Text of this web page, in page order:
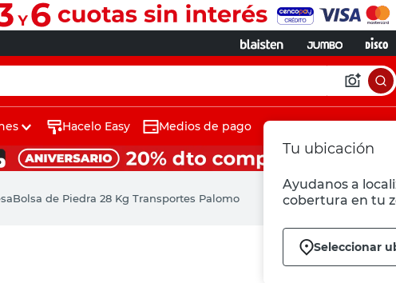
Tu ubicación
Ayudanos a
cobertura en tu
Seleccionar
Hacelo Easy Medios de pago
Bolsa de Piedra 28 Kg Transportes Palomo